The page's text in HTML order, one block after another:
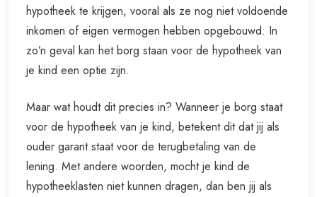
hypotheek te krijgen, vooral als ze nog niet voldoende
inkomen of eigen vermogen hebben opgebouwd. In
zo’n geval kan het borg staan voor de hypotheek van
je kind een optie zijn.
Maar wat houdt dit precies in? Wanneer je borg staat
voor de hypotheek van je kind, betekent dit dat jij als
ouder garant staat voor de terugbetaling van de
lening. Met andere woorden, mocht je kind de
hypotheeklasten niet kunnen dragen, dan ben jij als